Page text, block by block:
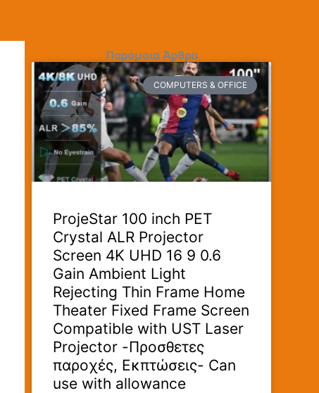
Παρόμοια Άρθρα
COMPUTERS & OFFICE
ProjeStar 100 inch PET
Crystal ALR Projector
Screen 4K UHD 16 9 0.6
Gain Ambient Light
Rejecting Thin Frame Home
Theater Fixed Frame Screen
Compatible with UST Laser
Projector -Προσθετες
παροχές, Εκπτώσεις- Can
use with allowance